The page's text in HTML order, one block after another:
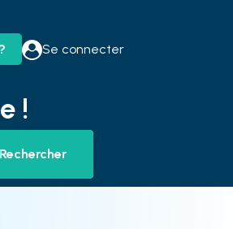
Se connecter
!
Rechercher